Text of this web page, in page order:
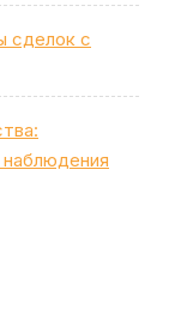
сделок с